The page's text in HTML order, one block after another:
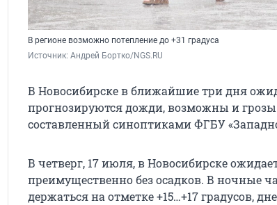
В регионе возможно потепление до +31 градуса
Источник: Андрей Бортко/NGS.RU
В Новосибирске в ближайшие три дня
прогнозируются дожди, возможны и
составленный синоптиками ФГБУ
В четверг, 17 июля, в Новосибирске
преимущественно без осадков. В ночные
держаться на отметке +15…+17 градусов,